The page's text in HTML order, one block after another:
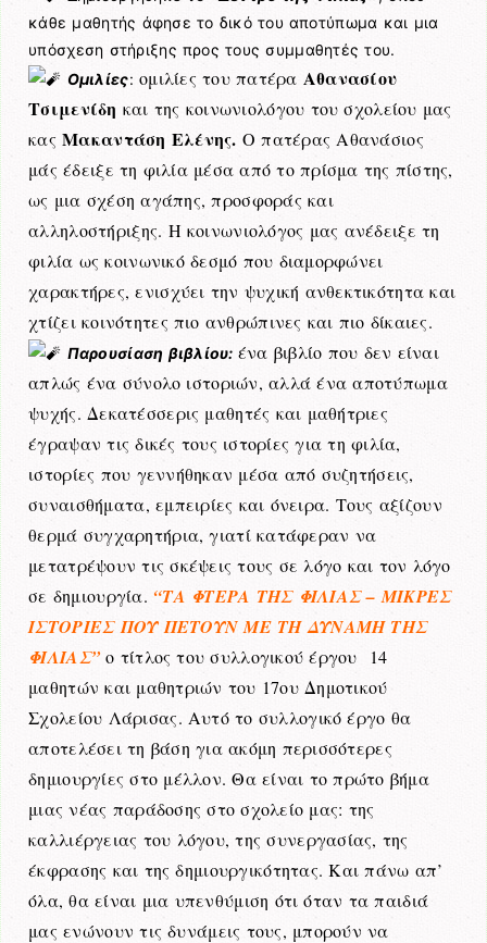
κάθε μαθητής άφησε το δικό του αποτύπωμα και μια
υπόσχεση στήριξης προς τους συμμαθητές του.
Ομιλίες: ομιλίες του πατέρα Αθανασίου
Τσιμενίδη και της κοινωνιολόγου του σχολείου μας
καςΜακαντάση Ελένης. Ο πατέρας Αθανάσιος
μάς έδειξε τη φιλία μέσα από το πρίσμα της πίστης,
ως μια σχέση αγάπης, προσφοράς και
αλληλοστήριξης. Η κοινωνιολόγος μας ανέδειξε τη
φιλία ως κοινωνικό δεσμό που διαμορφώνει
χαρακτήρες, ενισχύει την ψυχική ανθεκτικότητα και
χτίζει κοινότητες πιο ανθρώπινες και πιο δίκαιες.
Παρουσίαση βιβλίου: ένα βιβλίο που δεν είναι
απλώς ένα σύνολο ιστοριών, αλλά ένα αποτύπωμα
ψυχής. Δεκατέσσερις μαθητές και μαθήτριες
έγραψαν τις δικές τους ιστορίες για τη φιλία,
ιστορίες που γεννήθηκαν μέσα από συζητήσεις,
συναισθήματα, εμπειρίες και όνειρα. Τους αξίζουν
θερμά συγχαρητήρια, γιατί κατάφεραν να
μετατρέψουν τις σκέψεις τους σε λόγο και τον λόγο
σε δημιουργία. “ΤΑ ΦΤΕΡΑ ΤΗΣ ΦΙΛΙΑΣ – ΜΙΚΡΕΣ
ΙΣΤΟΡΙΕΣ ΠΟΥ ΠΕΤΟΥΝ ΜΕ ΤΗ ΔΥΝΑΜΗ ΤΗΣ
ΦΙΛΙΑΣ”ο τίτλος του συλλογικού έργου 14
μαθητών και μαθητριών του 17ου Δημοτικού
Σχολείου Λάρισας. Αυτό το συλλογικό έργο θα
αποτελέσει τη βάση για ακόμη περισσότερες
δημιουργίες στο μέλλον. Θα είναι το πρώτο βήμα
μιας νέας παράδοσης στο σχολείο μας: της
καλλιέργειας του λόγου, της συνεργασίας, της
έκφρασης και της δημιουργικότητας. Και πάνω απ’
όλα, θα είναι μια υπενθύμιση ότι όταν τα παιδιά
μας ενώνουν τις δυνάμεις τους, μπορούν να